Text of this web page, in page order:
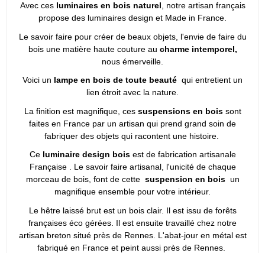
Avec ces luminaires en bois naturel, notre artisan français
propose des luminaires design et Made in France.
Le savoir faire pour créer de beaux objets, l'envie de faire du
bois une matière haute couture au charme intemporel,
nous émerveille.
Voici un lampe en bois de toute beauté qui entretient un
lien étroit avec la nature.
La finition est magnifique, ces suspensions en boissont
faites en France par un artisan qui prend grand soin de
fabriquer des objets qui racontent une histoire.
Ce luminaire design bois est de fabrication artisanale
Française . Le savoir faire artisanal, l'unicité de chaque
morceau de bois, font de cette suspension en bois un
magnifique ensemble pour votre intérieur.
Le hêtre laissé brut est un bois clair. Il est issu de forêts
françaises éco gérées. Il est ensuite travaillé chez notre
artisan breton situé près de Rennes. L'abat-jour en métal est
fabriqué en France et peint aussi près de Rennes.